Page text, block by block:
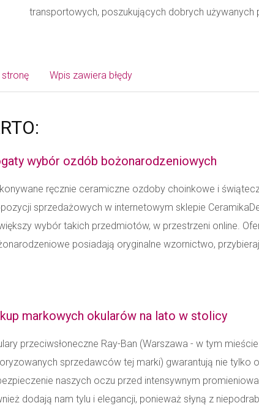
transportowych, poszukujących dobrych używanych
Wpis zawiera błędy
wybór ozdób bożonarodzeniowych
ręcznie ceramiczne ozdoby choinkowe i
sprzedażowych w internetowym sklepie
wybór takich przedmiotów, w przestrzeni online.
posiadają oryginalne wzornictwo,
markowych okularów na lato w stolicy
przeciwsłoneczne Ray-Ban (Warszawa - w tym
sprzedawców tej marki) gwarantują nie tylko
naszych oczu przed intensywnym
dodają nam tylu i elegancji, ponieważ słyną z